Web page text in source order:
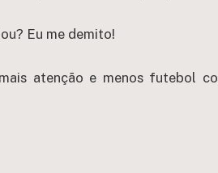
Eu me demito!
atenção e menos futebol